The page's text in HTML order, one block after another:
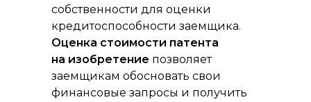
собственности для оценки
кредитоспособности заемщика.
Оценка стоимости патента
на изобретение позволяет
заемщикам обосновать свои
финансовые запросы и получить